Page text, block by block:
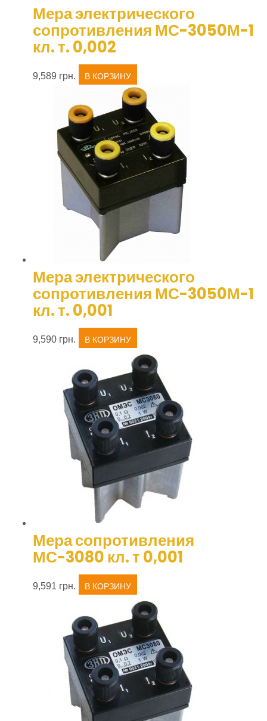
Мера электрического
сопротивления МС-3050М-1
кл. т. 0,002
9,589 грн. В КОРЗИНУ
Мера электрического
сопротивления МС-3050М-1
кл. т. 0,001
9,590 грн. В КОРЗИНУ
Мера сопротивления
МС-3080 кл. т 0,001
9,591 грн. В КОРЗИНУ